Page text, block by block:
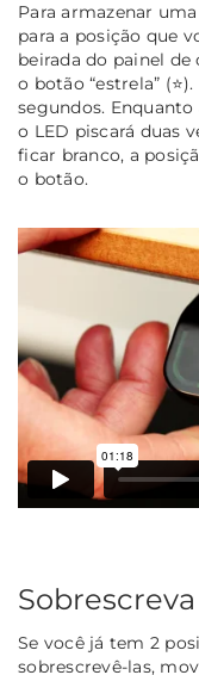
Para armazenar
para a posição que
beirada do painel
o botão “estrela”
segundos.
o LED piscará duas
ficar branco, a
o botão.
Se você já tem 2
sobrescrevê-las,